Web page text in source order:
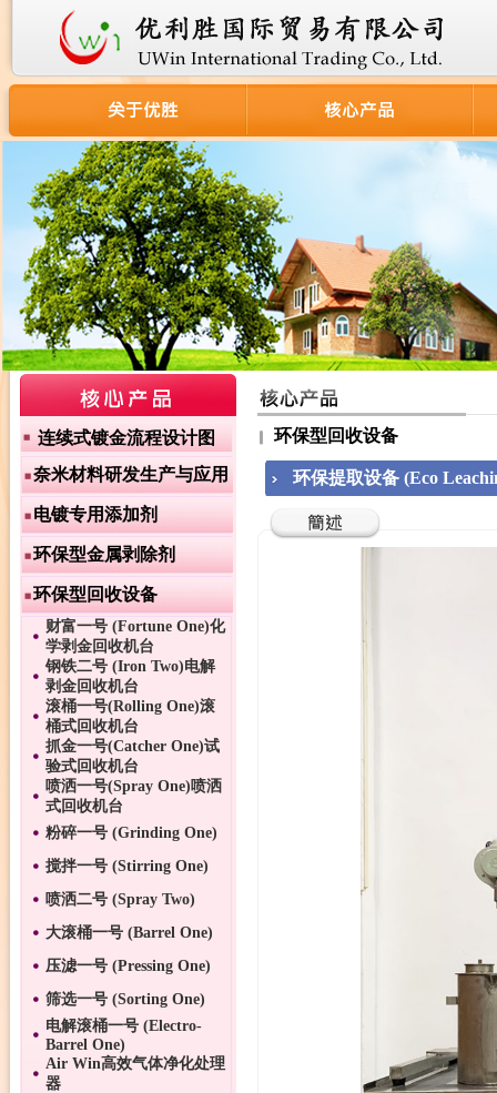
连续式镀金流程设计图
奈米材料研发生产与应用
电镀专用添加剂
环保型金属剥除剂
环保型回收设备
财富一号 (Fortune One)化
学剥金回收机台
钢铁二号 (Iron Two)电解
剥金回收机台
滚桶一号(Rolling One)滚
桶式回收机台
抓金一号(Catcher One)试
验式回收机台
喷洒一号(Spray One)喷洒
式回收机台
粉碎一号 (Grinding One)
搅拌一号 (Stirring One)
喷洒二号 (Spray Two)
大滚桶一号 (Barrel One)
压滤一号 (Pressing One)
筛选一号 (Sorting One)
电解滚桶一号 (Electro-
Barrel One)
Air Win高效气体净化处理
器
环保型回收设备
环保提取设备 (Eco